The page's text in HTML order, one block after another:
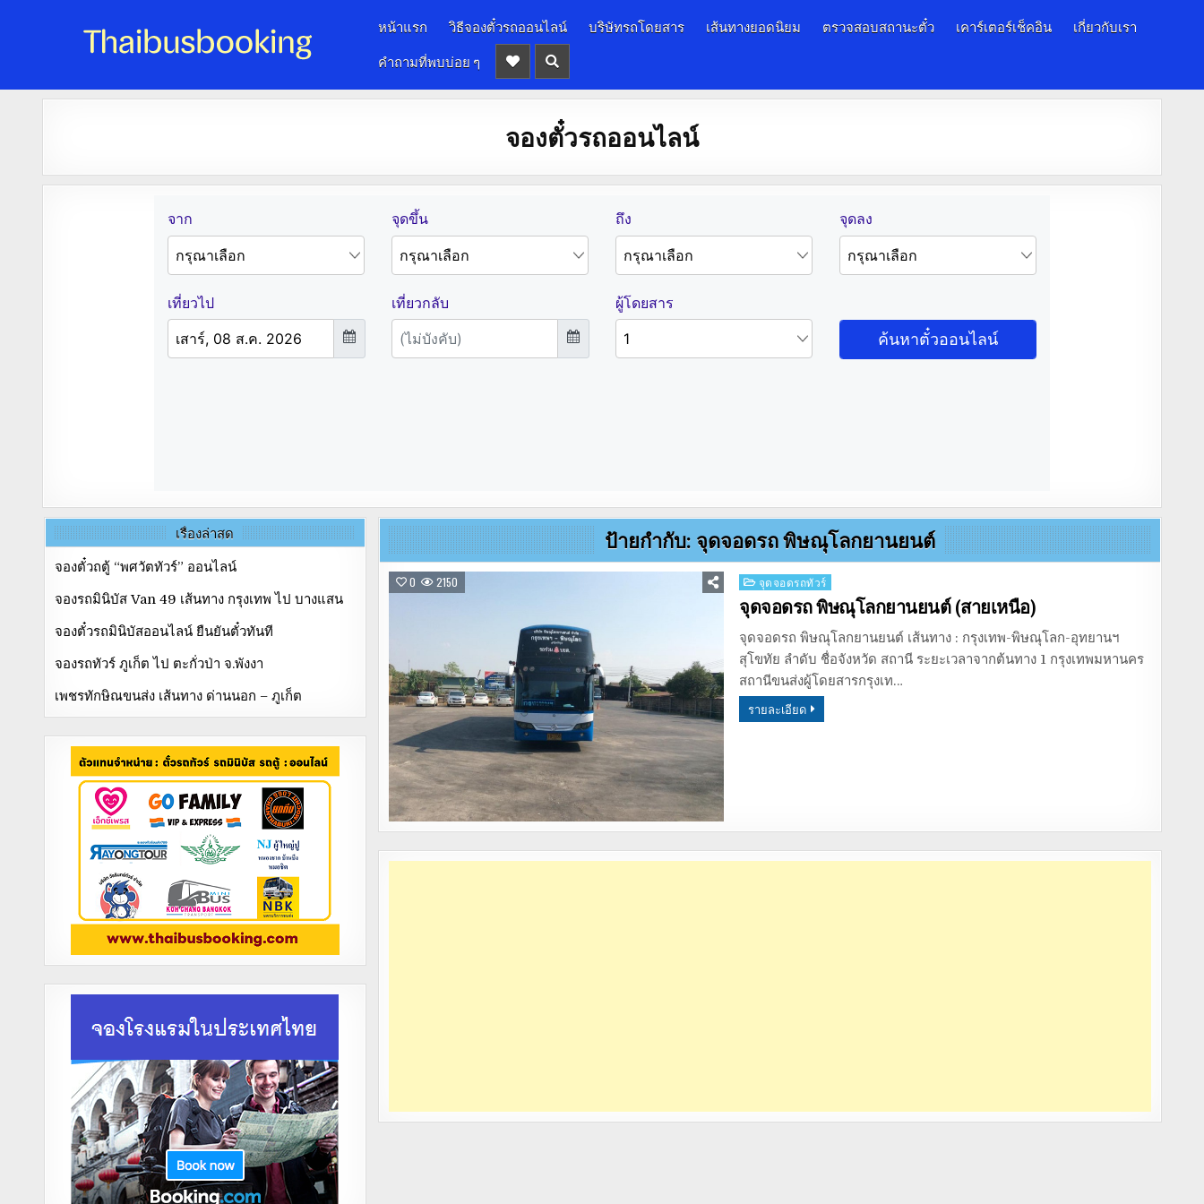
จองตั๋วรถออนไลน์ 24 ชั่วโมง
หน้าแรก วิธีจองตั๋วรถออนไลน์ บริษัทรถโดยสาร เส้นทางยอดนิยม ตรวจสอบสถานะตั๋ว เคาร์เตอร์เช็คอิน
เกี่ยวกับเรา
คำถามที่พบบ่อย ๆ
จองตั๋วรถออนไลน์
ป้ายกำกับ: จุดจอดรถ พิษณุโลกยานยนต์
0 2150
Posted
in
จุดจอดรถทัวร์
จุดจอดรถ พิษณุโลกยานยนต์ (สายเหนือ)
จุดจอดรถ พิษณุโลกยานยนต์ เส้นทาง : กรุงเทพ-พิษณุโลก-อุทยานฯ
สุโขทัย ลำดับ ชื่อจังหวัด สถานี ระยะเวลาจากต้นทาง 1 กรุงเทพมหานคร
สถานีขนส่งผู้โดยสารกรุงเท…
รายละเอียด
เรื่องล่าสุด
จองตั๋วถตู้ “พศวัตทัวร์” ออนไลน์
จองรถมินิบัส Van 49 เส้นทาง กรุงเทพ ไป บางแสน
จองตั๋วรถมินิบัสออนไลน์ ยืนยันตั๋วทันที
จองรถทัวร์ ภูเก็ต ไป ตะกั่วป่า จ.พังงา
เพชรทักษิณขนส่ง เส้นทาง ด่านนอก – ภูเก็ต